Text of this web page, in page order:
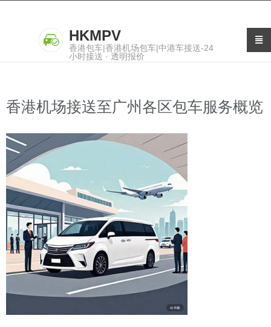
HKMPV
香港包车|香港机场包车|中港车接送-24
小时接送 · 透明报价
香港机场接送至广州各区包车服务概览